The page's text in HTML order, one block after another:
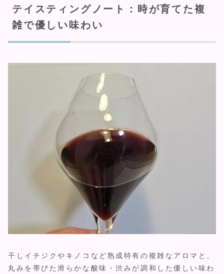
テイスティングノート：時が育てた複
雑で優しい味わい
干しイチジクやキノコなど熟成特有の複雑なアロマと、
丸みを帯びた滑らかな酸味・渋みが調和した優しい味わ